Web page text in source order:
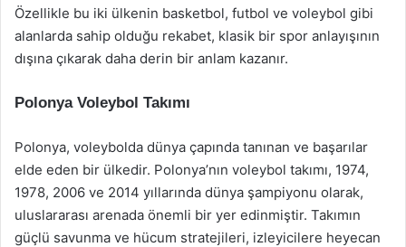
Özellikle bu iki ülkenin basketbol, futbol ve voleybol gibi
alanlarda sahip olduğu rekabet, klasik bir spor anlayışının
dışına çıkarak daha derin bir anlam kazanır.
Polonya Voleybol Takımı
Polonya, voleybolda dünya çapında tanınan ve başarılar
elde eden bir ülkedir. Polonya’nın voleybol takımı, 1974,
1978, 2006 ve 2014 yıllarında dünya şampiyonu olarak,
uluslararası arenada önemli bir yer edinmiştir. Takımın
güçlü savunma ve hücum stratejileri, izleyicilere heyecan